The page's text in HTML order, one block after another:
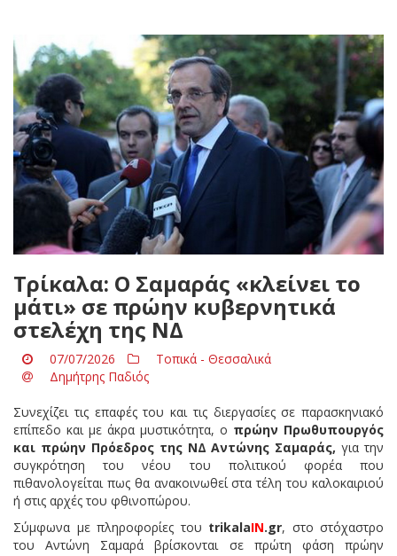
Τρίκαλα: Ο Σαμαράς «κλείνει το
μάτι» σε πρώην κυβερνητικά
στελέχη της ΝΔ
07/07/2026
Τοπικά - Θεσσαλικά
Δημήτρης Παδιός
Συνεχίζει τις επαφές του και τις διεργασίες σε παρασκηνιακό
επίπεδο και με άκρα μυστικότητα, ο πρώην Πρωθυπουργός
και πρώην Πρόεδρος της ΝΔ Αντώνης Σαμαράς, για την
συγκρότηση του νέου του πολιτικού φορέα που
πιθανολογείται πως θα ανακοινωθεί στα τέλη του καλοκαιριού
ή στις αρχές του φθινοπώρου.
Σύμφωνα με πληροφορίες του trikalaIN.gr, στο στόχαστρο
του Αντώνη Σαμαρά βρίσκονται σε πρώτη φάση πρώην